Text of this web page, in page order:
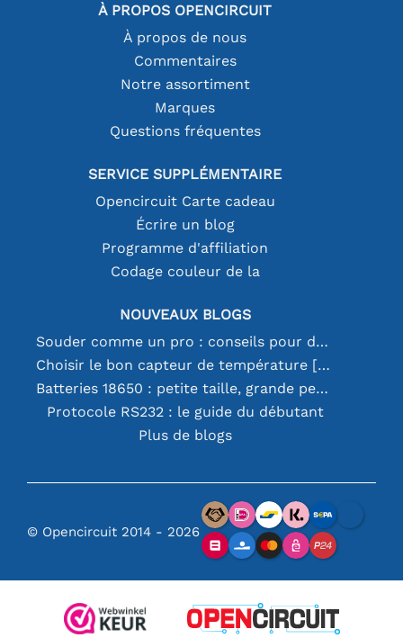
À PROPOS OPENCIRCUIT
À propos de nous
Commentaires
Notre assortiment
Marques
Questions fréquentes
SERVICE SUPPLÉMENTAIRE
Opencircuit Carte cadeau
Écrire un blog
Programme d'affiliation
Codage couleur de la
NOUVEAUX BLOGS
Souder comme un pro : conseils pour des connexions électroniques parfaites
Choisir le bon capteur de température [youtube]
Batteries 18650 : petite taille, grande performance
Protocole RS232 : le guide du débutant
Plus de blogs
© Opencircuit 2014 - 2026